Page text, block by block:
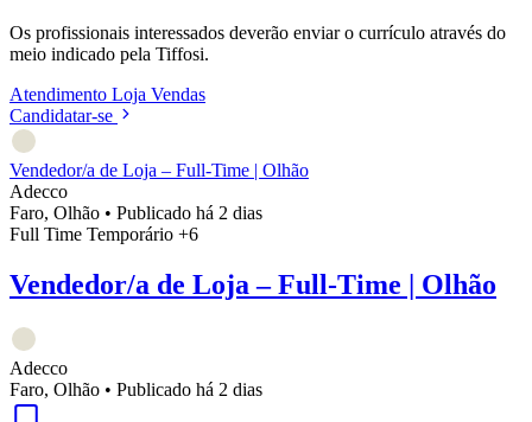
Os profissionais interessados deverão enviar o currículo através do
meio indicado pela Tiffosi.
Atendimento Loja Vendas
Candidatar-se
Vendedor/a de Loja – Full-Time | Olhão
Adecco
Faro, Olhão • Publicado há 2 dias
Full Time Temporário +6
Vendedor/a de Loja – Full-Time | Olhão
Adecco
Faro, Olhão • Publicado há 2 dias